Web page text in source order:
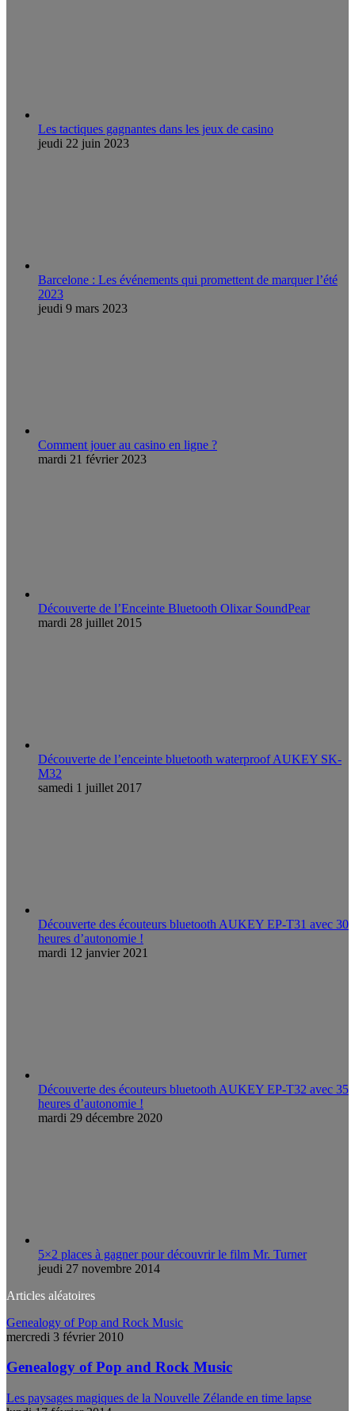
Les tactiques gagnantes dans les jeux de casino
jeudi 22 juin 2023
Barcelone : Les événements qui promettent de marquer l’été
2023
jeudi 9 mars 2023
Comment jouer au casino en ligne ?
mardi 21 février 2023
Découverte de l’Enceinte Bluetooth Olixar SoundPear
mardi 28 juillet 2015
Découverte de l’enceinte bluetooth waterproof AUKEY SK-
M32
samedi 1 juillet 2017
Découverte des écouteurs bluetooth AUKEY EP-T31 avec 30
heures d’autonomie !
mardi 12 janvier 2021
Découverte des écouteurs bluetooth AUKEY EP-T32 avec 35
heures d’autonomie !
mardi 29 décembre 2020
5×2 places à gagner pour découvrir le film Mr. Turner
jeudi 27 novembre 2014
Articles aléatoires
Genealogy of Pop and Rock Music
mercredi 3 février 2010
Genealogy of Pop and Rock Music
Les paysages magiques de la Nouvelle Zélande en time lapse